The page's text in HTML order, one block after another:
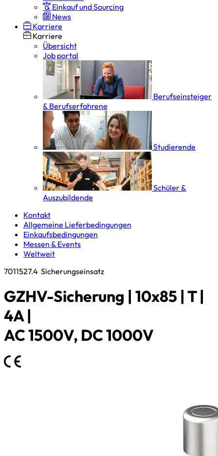
Einkauf und Sourcing
News
Karriere
Karriere
Übersicht
Job portal
Berufseinsteiger
& Berufserfahrene
Studierende
Schüler &
Auszubildende
Kontakt
Allgemeine Lieferbedingungen
Einkaufsbedingungen
Messen & Events
Weltweit
7011527.4 Sicherungseinsatz
GZHV-Sicherung | 10x85 | T |
4A |
AC 1500V, DC 1000V